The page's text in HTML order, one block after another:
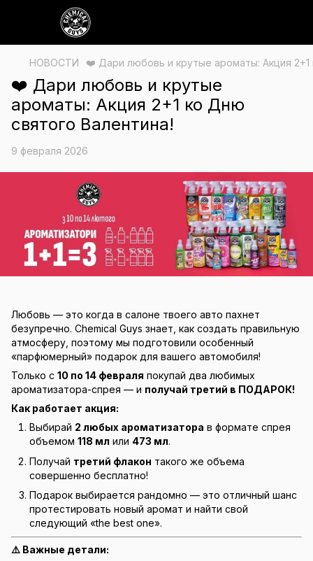
НОВОСТИ ❤️ Дари любовь и крутые ароматы: Акция 2+1
❤️ Дари любовь и крутые
ароматы: Акция 2+1 ко Дню
святого Валентина!
9 февраля 2026
Любовь — это когда в салоне твоего авто пахнет
безупречно. Chemical Guys знает, как создать правильную
атмосферу, поэтому мы подготовили особенный
«парфюмерный» подарок для вашего автомобиля!
Только с 10 по 14 февраля покупай два любимых
ароматизатора-спрея — и получай третий в ПОДАРОК!
Как работает акция:
Выбирай 2 любых ароматизатора в формате спрея
объемом 118 мл или 473 мл.
Получай третий флакон такого же объема
совершенно бесплатно!
Подарок выбирается рандомно — это отличный шанс
протестировать новый аромат и найти свой
следующий «the best one».
⚠️ Важные детали: